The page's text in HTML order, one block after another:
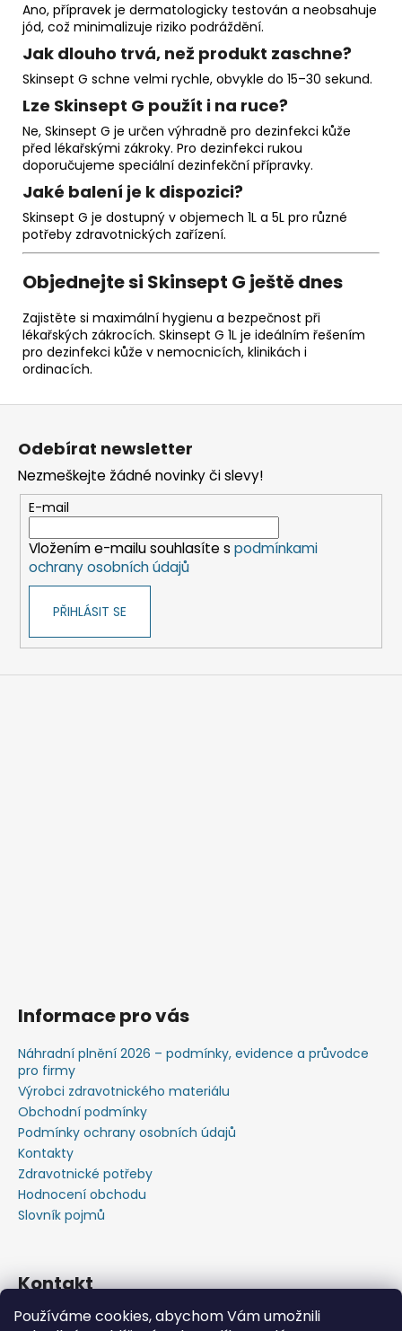
Používáme cookies, abychom Vám umožnili
Ano, přípravek je dermatologicky testován a neobsahuje
jód, což minimalizuje riziko podráždění.
Jak dlouho trvá, než produkt zaschne?
Skinsept G schne velmi rychle, obvykle do 15–30 sekund.
Lze Skinsept G použít i na ruce?
Ne, Skinsept G je určen výhradně pro dezinfekci kůže
před lékařskými zákroky. Pro dezinfekci rukou
doporučujeme speciální dezinfekční přípravky.
Jaké balení je k dispozici?
Skinsept G je dostupný v objemech 1L a 5L pro různé
potřeby zdravotnických zařízení.
Objednejte si Skinsept G ještě dnes
Zajistěte si maximální hygienu a bezpečnost při
lékařských zákrocích. Skinsept G 1L je ideálním řešením
pro dezinfekci kůže v nemocnicích, klinikách i
ordinacích.
Odebírat newsletter
Nezmeškejte žádné novinky či slevy!
E-mail
Vložením e-mailu souhlasíte s podmínkami
ochrany osobních údajů
PŘIHLÁSIT SE
Informace pro vás
Náhradní plnění 2026 – podmínky, evidence a průvodce
pro firmy
Výrobci zdravotnického materiálu
Obchodní podmínky
Podmínky ochrany osobních údajů
Kontakty
Zdravotnické potřeby
Hodnocení obchodu
Slovník pojmů
Kontakt
+420603583759 ,+420734720049